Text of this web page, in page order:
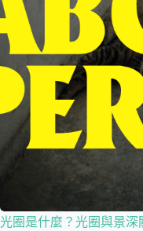
光圈是什麼？光圈與景